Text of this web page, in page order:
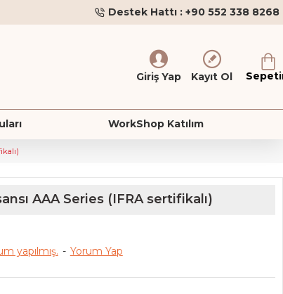
Destek Hattı : +90 552 338 8268
Giriş Yap Kayıt Ol
WorkShop Katılım
AAA Series (IFRA sertifikalı)
yapılmış. - Yorum Yap